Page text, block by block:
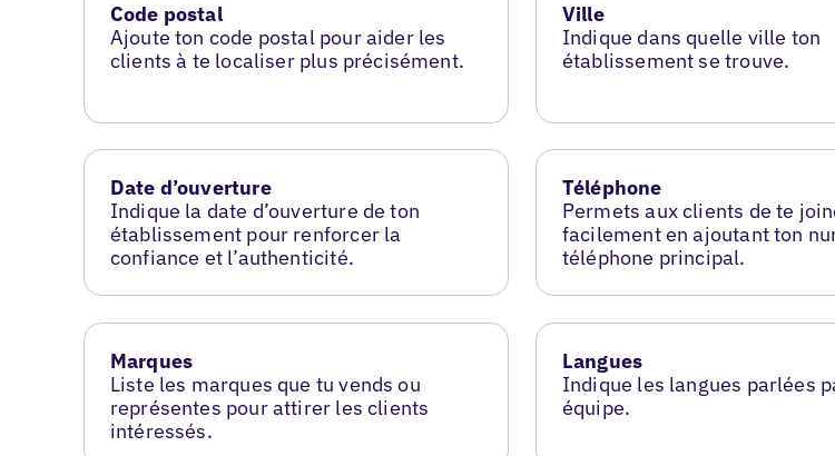
Code postal
Ajoute ton code postal pour aider les
clients à te localiser plus précisément.
Ville
Indique dans quelle ville ton
établissement se trouve.
Date d’ouverture
Indique la date d’ouverture de ton
établissement pour renforcer la
confiance et l’authenticité.
Téléphone
Permets aux clients de te
facilement en ajoutant ton
téléphone principal.
Marques
Liste les marques que tu vends ou
représentes pour attirer les clients
intéressés.
Langues
Indique les langues parlées
équipe.